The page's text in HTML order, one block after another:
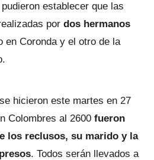
establecer que las
por dos hermanos
en Coronda y el otro de la
hicieron este martes en 27
Colombres al 2600 fueron
los reclusos, su marido y la
. Todos serán llevados a